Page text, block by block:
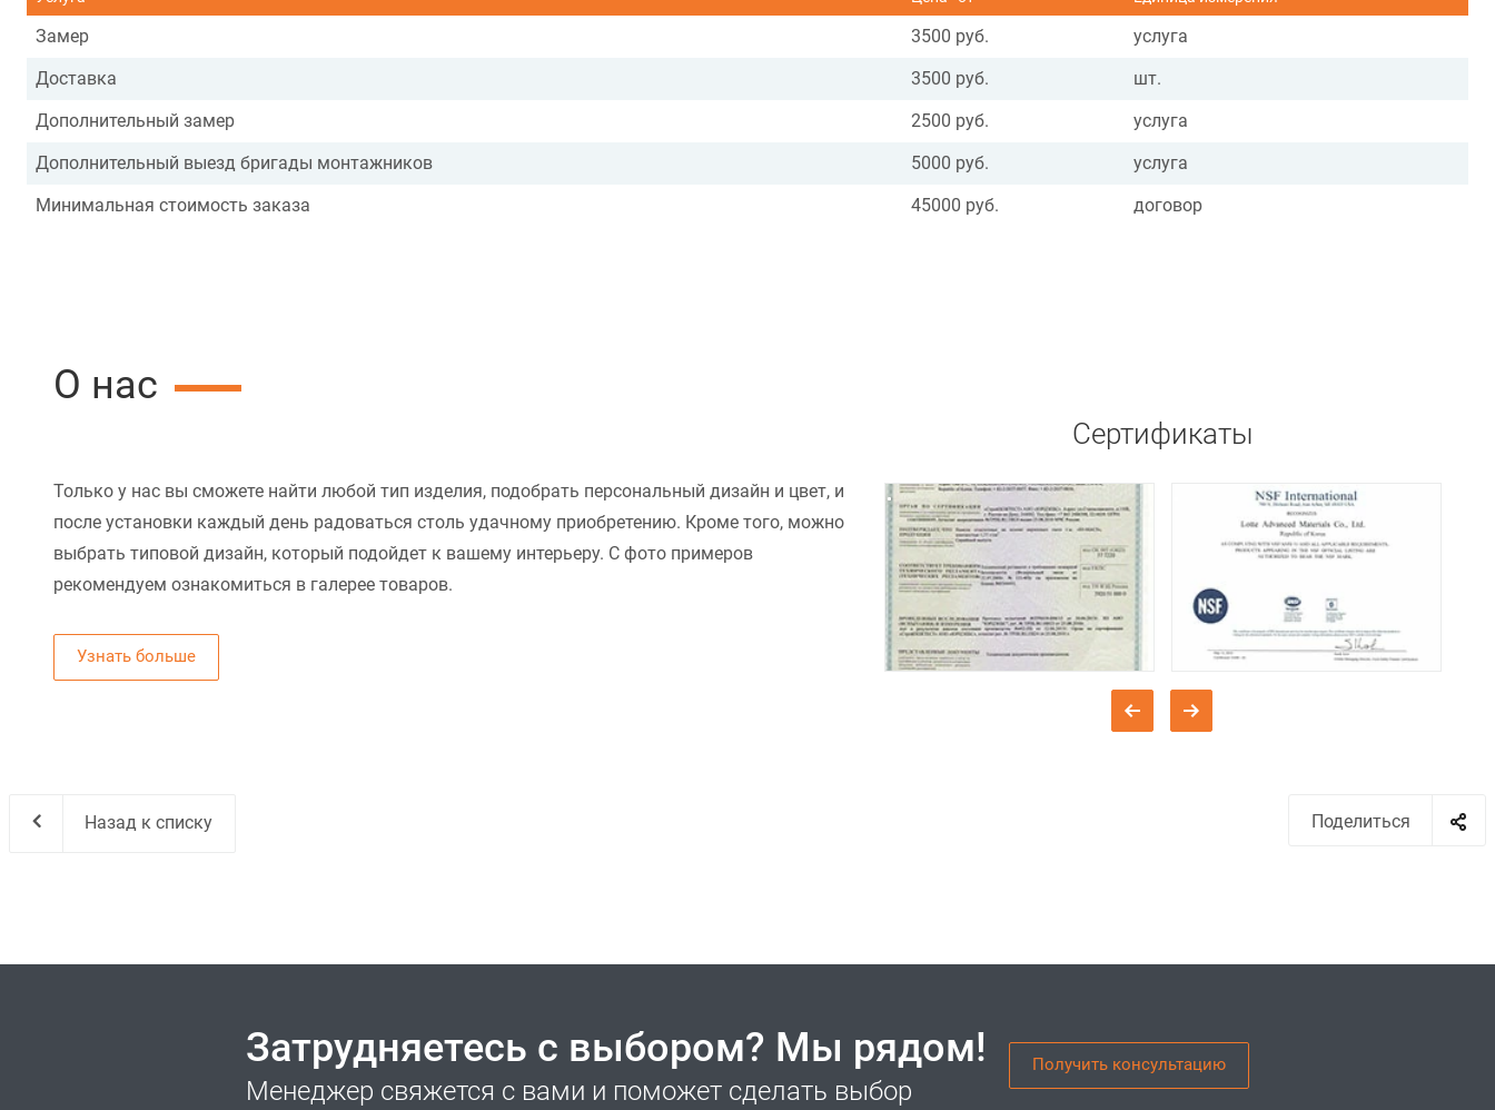
Замер 3500 руб.
услуга
Доставка
3500 руб.
шт.
Дополнительный замер
2500 руб.
услуга
Дополнительный выезд бригады монтажников
5000 руб.
услуга
Минимальная стоимость заказа
45000 руб. договор
О нас
Только у нас вы сможете найти любой тип изделия, подобрать персональный дизайн и цвет, и
после установки каждый день радоваться столь удачному приобретению. Кроме того, можно
выбрать типовой дизайн, который подойдет к вашему интерьеру. С фото примеров
рекомендуем ознакомиться в галерее товаров.
Узнать больше
Сертификаты
Поделиться
Назад к списку
Затрудняетесь с выбором? Мы рядом!
Менеджер свяжется с вами и поможет сделать выбор
Получить консультацию